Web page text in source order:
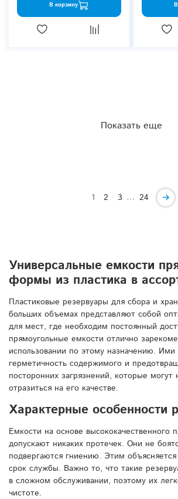
В корзину
Показать еще
1 2 3 … 24
Универсальные емкости
формы из пластика в
Пластиковые резервуары для сбора и
больших объемах представляют собой
для мест, где необходим постоянный
прямоугольные емкости отлично
использовании по этому назначению. Ими
герметичность содержимого и
посторонних загрязнений, которые могут
отразиться на его качестве.
Характерные особенности
Емкости на основе высококачественного
допускают никаких протечек. Они не
подвергаются гниению. Этим
срок службы. Важно то, что такие
в сложном обслуживании, поэтому их
чистоте.